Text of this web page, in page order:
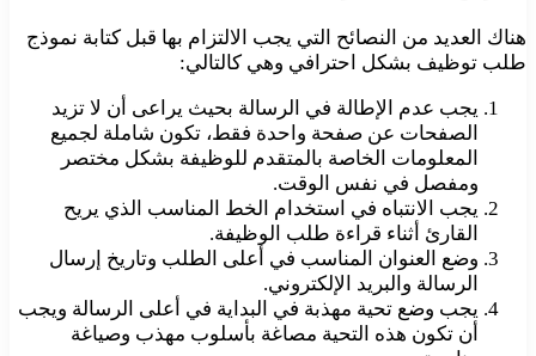
هناك العديد من النصائح التي يجب الالتزام بها قبل كتابة نموذج
طلب توظيف بشكل احترافي وهي كالتالي:
يجب عدم الإطالة في الرسالة بحيث يراعى أن لا تزيد
الصفحات عن صفحة واحدة فقط، تكون شاملة لجميع
المعلومات الخاصة بالمتقدم للوظيفة بشكل مختصر
ومفصل في نفس الوقت.
يجب الانتباه في استخدام الخط المناسب الذي يريح
القارئ أثناء قراءة طلب الوظيفة.
وضع العنوان المناسب في أعلى الطلب وتاريخ إرسال
الرسالة والبريد الإلكتروني.
يجب وضع تحية مهذبة في البداية في أعلى الرسالة ويجب
أن تكون هذه التحية مصاغة بأسلوب مهذب وصياغة